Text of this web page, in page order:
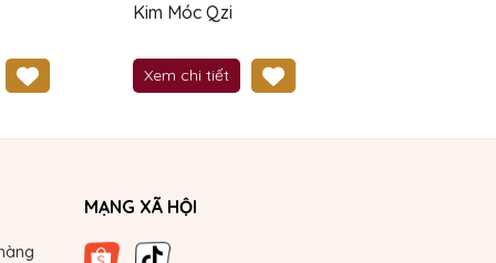
Kim Móc Qzi
Xem chi tiết
MẠNG XÃ HỘI